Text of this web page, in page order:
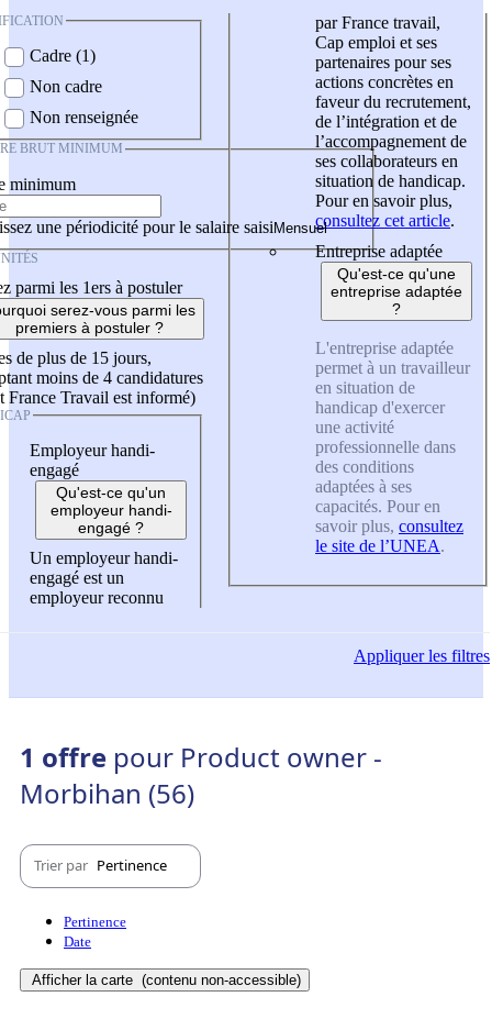
Cadre (1)
Non cadre
Non renseignée
BRUT MINIMUM
minimum
une périodicité pour le salaire saisi
parmi les 1ers à postuler
serez-vous parmi les
premiers à postuler ?
de plus de 15 jours,
moins de 4 candidatures
France Travail est informé)
Employeur handi-
engagé
Qu'est-ce qu'un
employeur handi-
engagé ?
Un employeur handi-
engagé est un
employeur reconnu
par France travail,
Cap emploi et ses
partenaires pour ses
actions concrètes en
faveur du recrutement,
de l’intégration et de
l’accompagnement de
ses collaborateurs en
situation de handicap.
Pour en savoir plus,
consultez cet article.
Entreprise adaptée
Qu'est-ce qu'une
entreprise adaptée
?
L'entreprise adaptée
permet à un travailleur
en situation de
handicap d'exercer
une activité
professionnelle dans
des conditions
adaptées à ses
capacités. Pour en
savoir plus, consultez
le site de l’UNEA.
Appliquerles filtres
1 offre pour Product owner -
Morbihan (56)
Trier par Pertinence
Pertinence
Date
Afficher la carte (contenu non-accessible)